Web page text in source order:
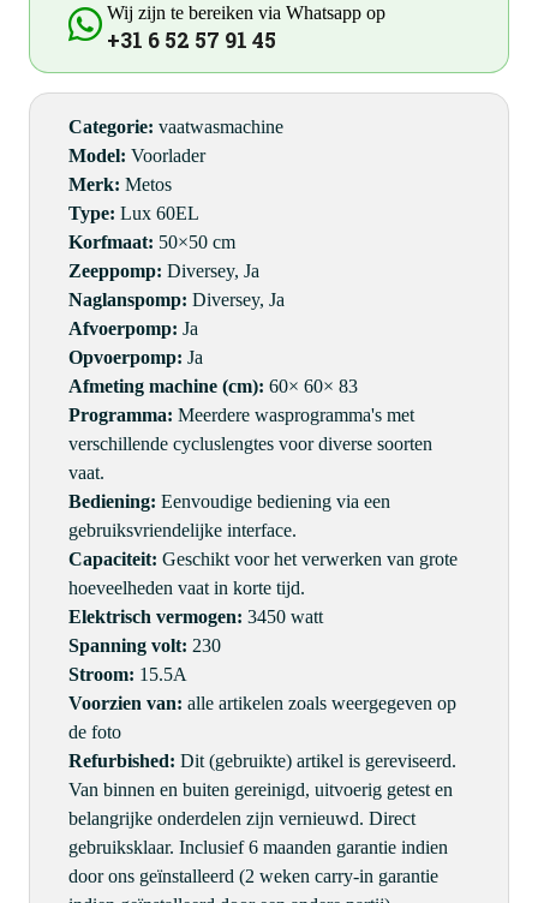
Wij zijn te bereiken via Whatsapp op
+31 6 52 57 91 45
Categorie: vaatwasmachine
Model: Voorlader
Merk: Metos
Type: Lux 60EL
Korfmaat: 50×50 cm
Zeeppomp: Diversey, Ja
Naglanspomp: Diversey, Ja
Afvoerpomp: Ja
Opvoerpomp: Ja
Afmeting machine (cm): 60× 60× 83
Programma: Meerdere wasprogramma's met
verschillende cycluslengtes voor diverse soorten
vaat.
Bediening: Eenvoudige bediening via een
gebruiksvriendelijke interface.
Capaciteit: Geschikt voor het verwerken van grote
hoeveelheden vaat in korte tijd.
Elektrisch vermogen: 3450 watt
Spanning volt: 230
Stroom: 15.5A
Voorzien van: alle artikelen zoals weergegeven op
de foto
Refurbished: Dit (gebruikte) artikel is gereviseerd.
Van binnen en buiten gereinigd, uitvoerig getest en
belangrijke onderdelen zijn vernieuwd. Direct
gebruiksklaar. Inclusief 6 maanden garantie indien
door ons geïnstalleerd (2 weken carry-in garantie